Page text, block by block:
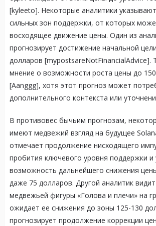
[kyleeto]. Некоторые аналитики
сильных зон поддержки, от которых
восходящее движение цены. Один из
прогнозирует достижение начальной
долларов [mypostsareNotFinancialAdvice].
мнение о возможности роста цены до
[Aanggg], хотя этот прогноз может
дополнительного контекста или
В противовес бычьим прогнозам,
имеют медвежий взгляд на будущее
отмечает продолжение нисходящего
пробития ключевого уровня поддержки и
возможность дальнейшего снижения
даже 75 долларов. Другой аналитик
медвежьей фигуры «Голова и плечи» на
ожидает ее снижения до зоны 125-130
прогнозирует продолжение коррекции